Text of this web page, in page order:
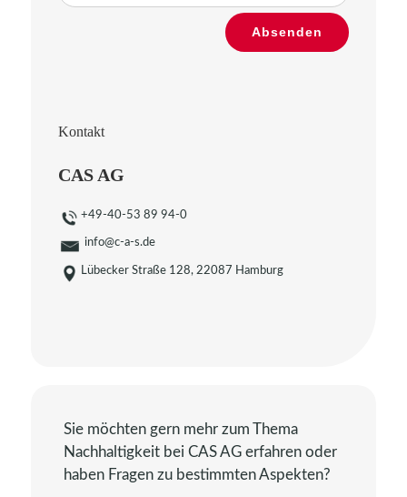
angezeigten
ein,
zu
bestätigen,
du
Absenden
Kontakt
CAS AG
+49-40-53 89 94-0
info@c-a-s.de
Lübecker Straße 128, 22087 Hamburg
Sie möchten gern mehr zum Thema
Nachhaltigkeit bei CAS AG erfahren oder
haben Fragen zu bestimmten Aspekten?